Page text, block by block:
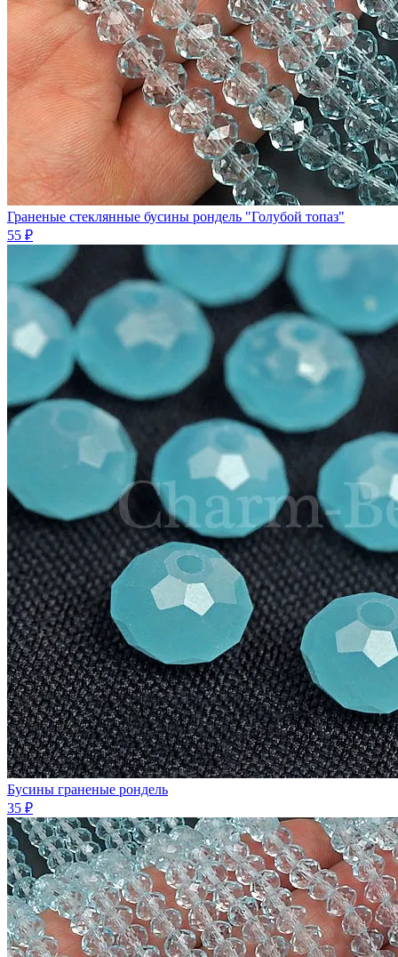
Граненые стеклянные бусины рондель "Голубой топаз"
55 ₽
Бусины граненые рондель
35 ₽